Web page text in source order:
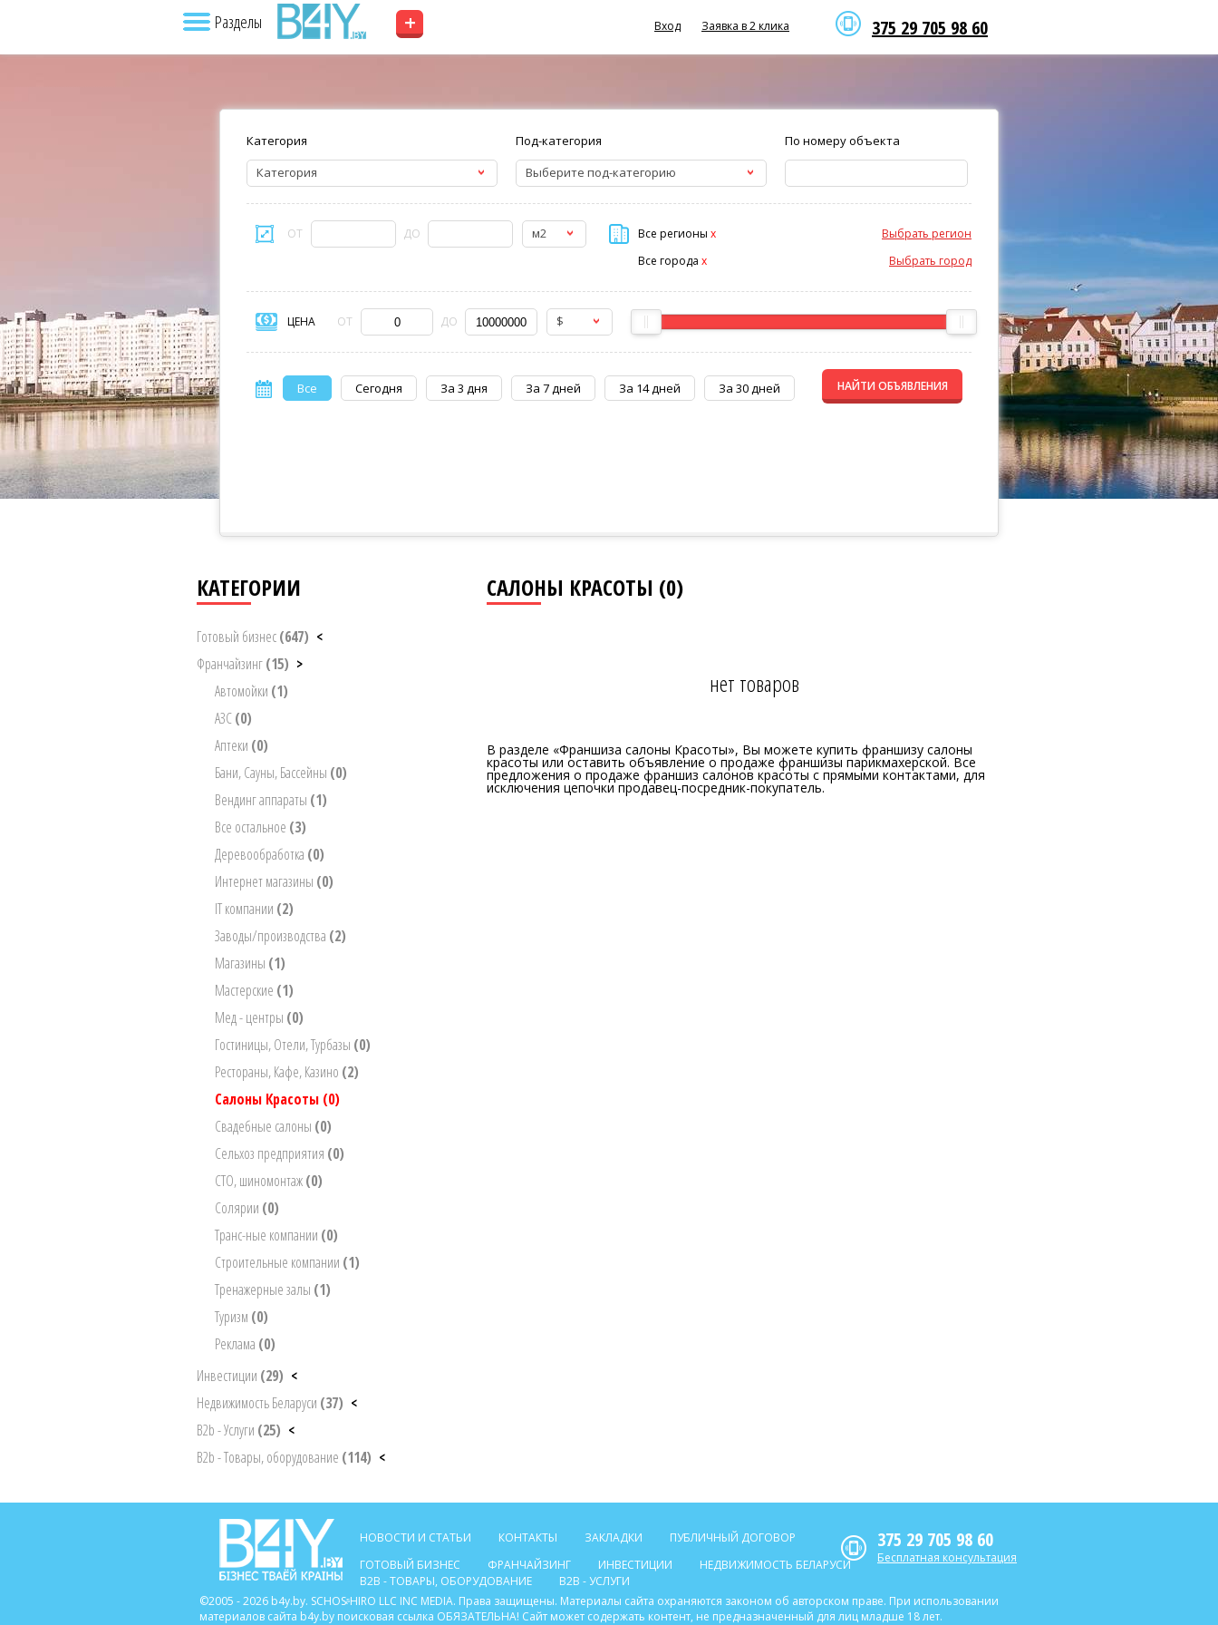
Разделы + 375 29 705 98 60
Вход Заявка в 2 клика
Категория
Категория
Под-категория
Выберите под-категорию
По номеру объекта
ОТ ДО м2 Все регионы Выбрать регион
x
Все города
Выбрать город
x
ЦЕНА ОТ ДО $
Все Сегодня За 3 дня За 7 дней За 14 дней За 30 дней НАЙТИ ОБЪЯВЛЕНИЯ
КАТЕГОРИИ
Готовый бизнес(647) <
Франчайзинг(15) >
Автомойки (1)
АЗС(0)
Аптеки (0)
Бани, Сауны, Бассейны (0)
Вендинг аппараты (1)
Все остальное (3)
Деревообработка (0)
Интернет магазины (0)
IT компании (2)
Заводы/производства (2)
Магазины (1)
Мастерские (1)
Мед - центры (0)
Гостиницы, Отели, Турбазы (0)
Рестораны, Кафе, Казино (2)
Салоны Красоты (0)
Свадебные салоны (0)
Сельхоз предприятия (0)
СТО, шиномонтаж(0)
Солярии (0)
Транс-ные компании (0)
Строительные компании (1)
Тренажерные залы (1)
Туризм (0)
Реклама (0)
Инвестиции (29) <
Недвижимость Беларуси (37) <
B2b - Услуги (25) <
B2b - Товары, оборудование (114) <
САЛОНЫ КРАСОТЫ (0)
нет товаров
В разделе «Франшиза салоны Красоты», Вы можете купить франшизу салоны
красоты или оставить объявление о продаже франшизы парикмахерской. Все
предложения о продаже франшиз салонов красоты с прямыми контактами, для
исключения цепочки продавец-посредник-покупатель.
НОВОСТИ И СТАТЬИ КОНТАКТЫ ЗАКЛАДКИ
ПУБЛИЧНЫЙ ДОГОВОР
ГОТОВЫЙ БИЗНЕС
ФРАНЧАЙЗИНГ ИНВЕСТИЦИИ
НЕДВИЖИМОСТЬ БЕЛАРУСИ
B2B - ТОВАРЫ, ОБОРУДОВАНИЕ
B2B - УСЛУГИ
375 29 705 98 60
Бесплатная консультация
©2005 - 2026 b4y.by. SCHOSᶳHIRO LLC INC MEDIA. Права защищены. Материалы сайта охраняются законом об авторском праве. При использовании
материалов сайта b4y.by поисковая ссылка ОБЯЗАТЕЛЬНА! Сайт может содержать контент, не предназначенный для лиц младше 18 лет.